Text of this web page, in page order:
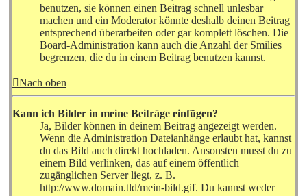
benutzen, sie können einen Beitrag schnell unlesbar
machen und ein Moderator könnte deshalb deinen Beitrag
entsprechend überarbeiten oder gar komplett löschen. Die
Board-Administration kann auch die Anzahl der Smilies
begrenzen, die du in einem Beitrag benutzen kannst.
Nach oben
Kann ich Bilder in meine Beiträge einfügen?
Ja, Bilder können in deinem Beitrag angezeigt werden.
Wenn die Administration Dateianhänge erlaubt hat, kannst
du das Bild auch direkt hochladen. Ansonsten musst du zu
einem Bild verlinken, das auf einem öffentlich
zugänglichen Server liegt, z. B.
http://www.domain.tld/mein-bild.gif. Du kannst weder